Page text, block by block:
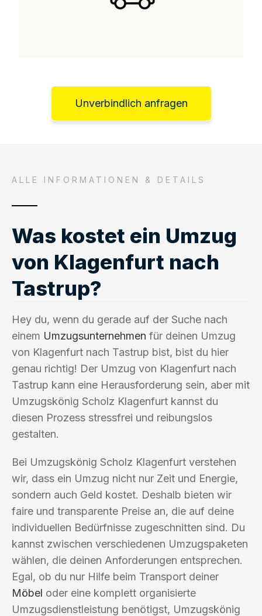
Unverbindlich anfragen
ALLE INFORMATIONEN & DETAILS
Was kostet ein Umzug
von Klagenfurt nach
Tastrup?
Hey du, wenn du gerade auf der Suche nach
einem Umzugsunternehmen für deinen Umzug
von Klagenfurt nach Tastrup bist, bist du hier
genau richtig! Der Umzug von Klagenfurt nach
Tastrup kann eine Herausforderung sein, aber mit
Umzugskönig Scholz Klagenfurt kannst du
diesen Prozess stressfrei und reibungslos
gestalten.
Bei Umzugskönig Scholz Klagenfurt verstehen
wir, dass ein Umzug nicht nur Zeit und Energie,
sondern auch Geld kostet. Deshalb bieten wir
faire und transparente Preise an, die auf deine
individuellen Bedürfnisse zugeschnitten sind. Du
kannst zwischen verschiedenen Umzugspaketen
wählen, die deinen Anforderungen entsprechen.
Egal, ob du nur Hilfe beim Transport deiner
Möbel oder eine komplett organisierte
Umzugsdienstleistung benötigst, Umzugskönig